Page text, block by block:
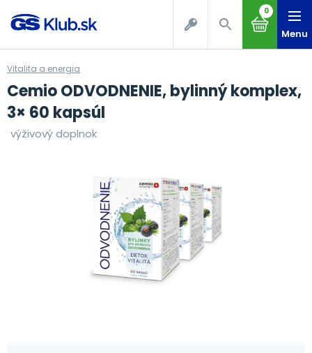
0
Menu
Vitalita a energia
Cemio ODVODNENIE, bylinný komplex,
3× 60 kapsúl
výživový doplnok